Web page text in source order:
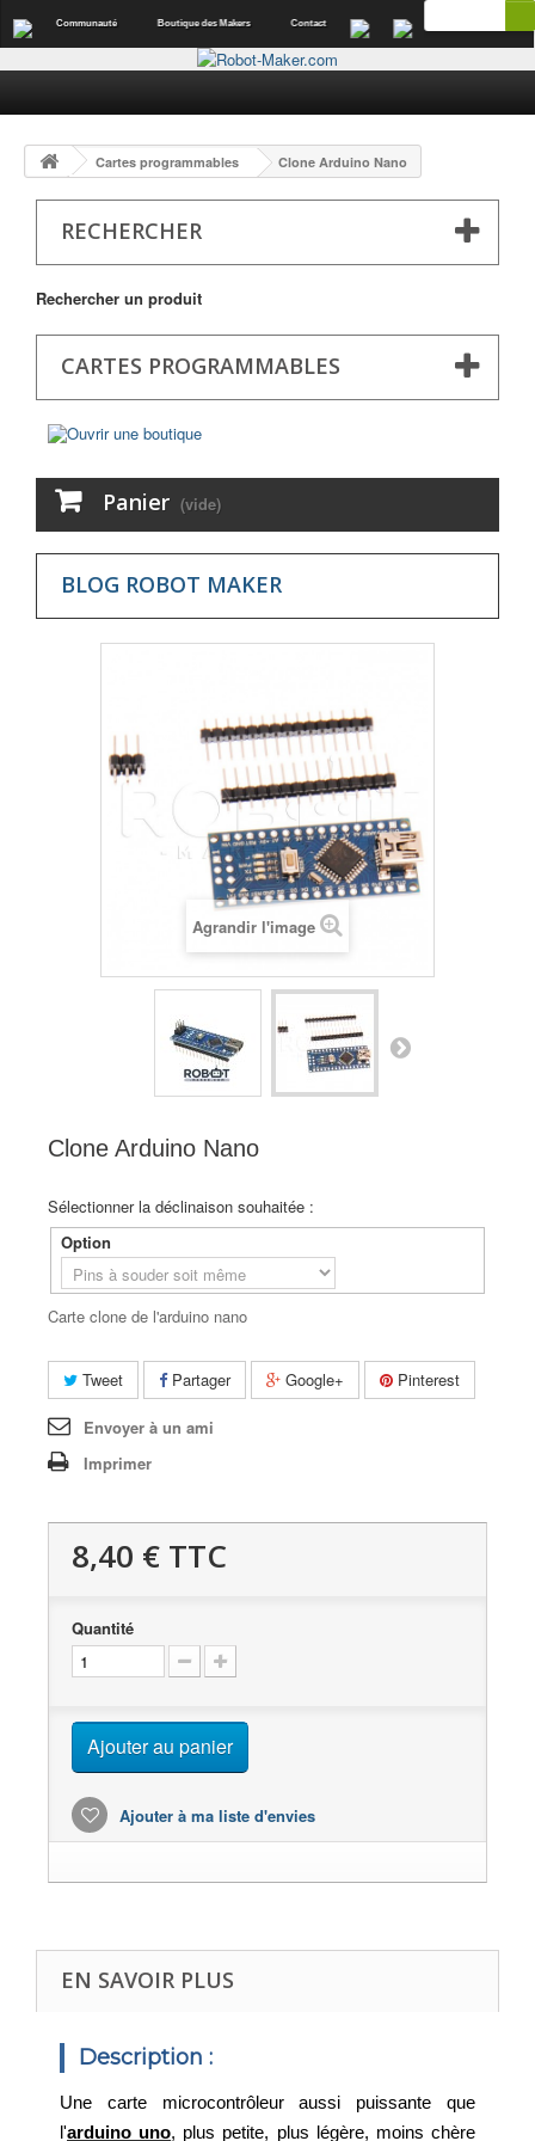
Communauté Boutique des Makers Contact
Cartes programmables Clone Arduino Nano
RECHERCHER
Rechercher un produit
CARTES PROGRAMMABLES
Panier (vide)
BLOG ROBOT MAKER
Agrandir l'image
Clone Arduino Nano
Sélectionner la déclinaison souhaitée :
Option
Carte clone de l'arduino nano
Tweet Partager Google+ Pinterest
Envoyer à un ami
Imprimer
8,40 € TTC
Quantité
Ajouter au panier
Ajouter à ma liste d'envies
EN SAVOIR PLUS
Description :
Une carte microcontrôleur aussi puissante que
l'arduino uno, plus petite, plus légère, moins chère